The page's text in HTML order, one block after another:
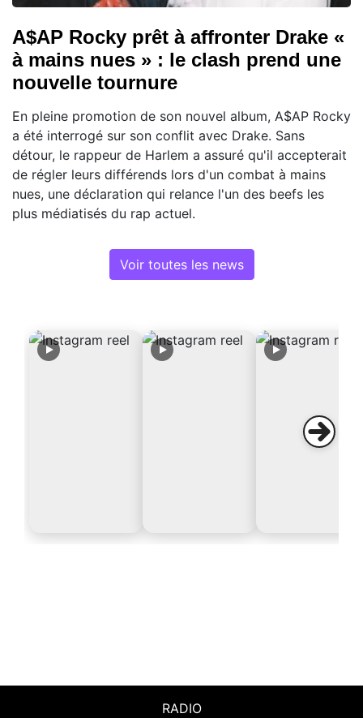
A$AP Rocky prêt à affronter Drake «
à mains nues » : le clash prend une
nouvelle tournure
En pleine promotion de son nouvel album, A$AP Rocky
a été interrogé sur son conflit avec Drake. Sans
détour, le rappeur de Harlem a assuré qu'il accepterait
de régler leurs différends lors d'un combat à mains
nues, une déclaration qui relance l'un des beefs les
plus médiatisés du rap actuel.
Voir toutes les news
RADIO